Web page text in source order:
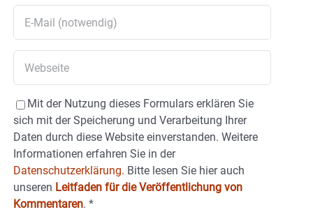
Mit der Nutzung dieses Formulars erklären Sie
sich mit der Speicherung und Verarbeitung Ihrer
Daten durch diese Website einverstanden. Weitere
Informationen erfahren Sie in der
Datenschutzerklärung. Bitte lesen Sie hier auch
unseren Leitfaden für die Veröffentlichung von
Kommentaren. *